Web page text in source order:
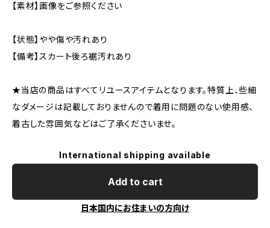
【素材】画像をご参照ください
【状態】やや傷や汚れあり
【備考】スカート後ろ裾汚れあり
★当店の商品はすべてリユースアイテムとなります。特質上、些細
なダメージは記載しておりませんので着用に問題のない使用感、
着古した雰囲気などはご了承くださいませ。
International shipping available
Add to cart
日本国内にお住まいの方向け